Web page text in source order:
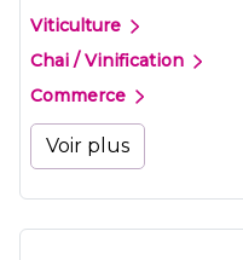
Viticulture
Chai / Vinification
Commerce
Voir plus